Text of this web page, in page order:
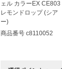
商品番号 c8110052